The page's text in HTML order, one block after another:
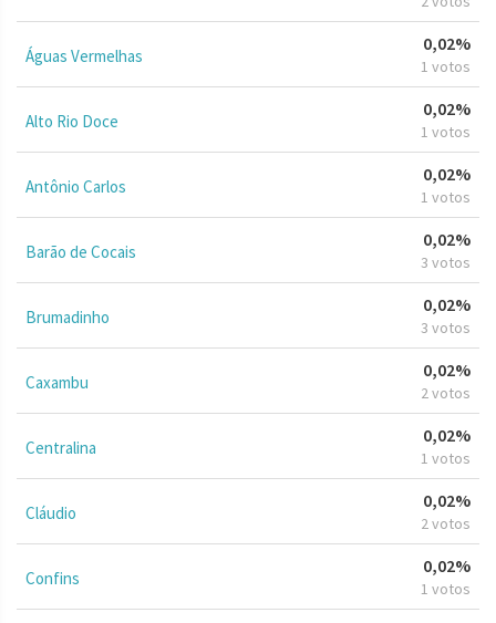
Águas Vermelhas
0,02%
1 votos
Alto Rio Doce
0,02%
1 votos
Antônio Carlos
0,02%
1 votos
Barão de Cocais
0,02%
3 votos
Brumadinho
0,02%
3 votos
Caxambu
0,02%
2 votos
Centralina
0,02%
1 votos
Cláudio
0,02%
2 votos
Confins
0,02%
1 votos